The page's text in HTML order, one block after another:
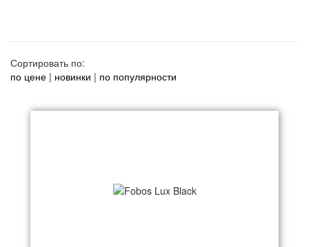
Сортировать по:
по цене | новинки | по популярности